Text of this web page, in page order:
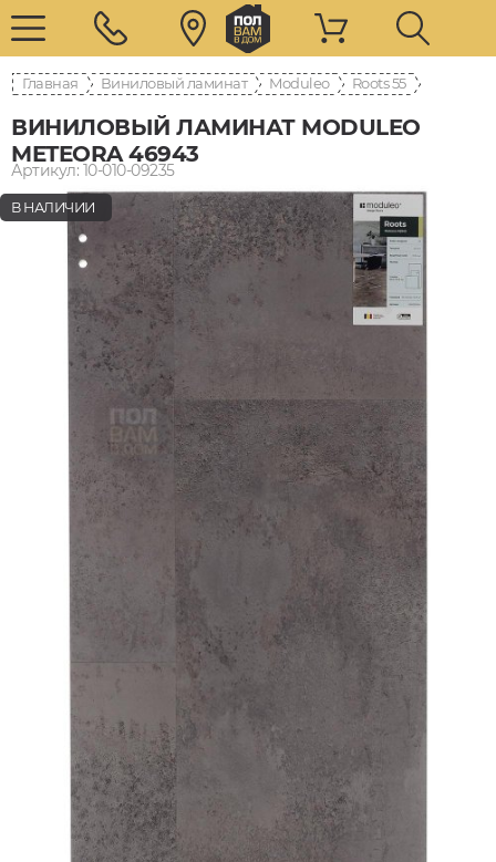
Главная Виниловый ламинат Moduleo Roots 55
ВИНИЛОВЫЙ ЛАМИНАТ MODULEO
METEORA 46943
Артикул: 10-010-09235
В НАЛИЧИИ